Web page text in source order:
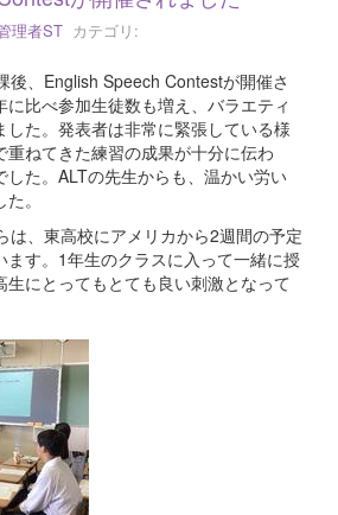
理者ST カテゴリ:
後、English Speech Contestが開催さ
比べ参加生徒数も増え、バラエティ
した。発表者は非常に緊張している様
重ねてきた練習の成果が十分に伝わ
した。ALTの先生からも、温かい労い
。
は、東高校にアメリカから2週間の予定
ます。1年生のクラスに入って一緒に授
生にとってもとても良い刺激となって